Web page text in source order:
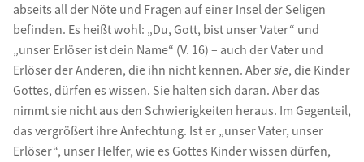
abseits all der Nöte und Fragen auf einer Insel der Seligen
befinden. Es heißt wohl: „Du, Gott, bist unser Vater“ und
„unser Erlöser ist dein Name“ (V. 16) – auch der Vater und
Erlöser der Anderen, die ihn nicht kennen. Abersie, die Kinder
Gottes, dürfen es wissen. Sie halten sich daran. Aber das
nimmt sie nicht aus den Schwierigkeiten heraus. Im Gegenteil,
das vergrößert ihre Anfechtung. Ist er „unser Vater, unser
Erlöser“, unser Helfer, wie es Gottes Kinder wissen dürfen,